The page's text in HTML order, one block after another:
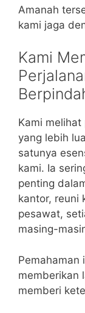
Amanah
kami jaga
Kami
Kami
yang lebih
satunya
kami. Ia
penting
kantor, reuni
pesawat,
masing-
Pemahaman
memberikan
memberi